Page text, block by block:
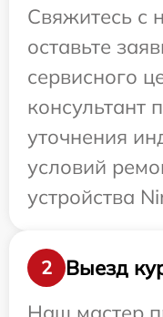
Свяжитесь с
оставьте
сервисного
консультант
уточнения
условий
устройства
2
Выезд